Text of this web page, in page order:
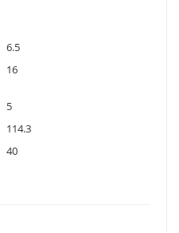
6.5
16
5
114.3
40